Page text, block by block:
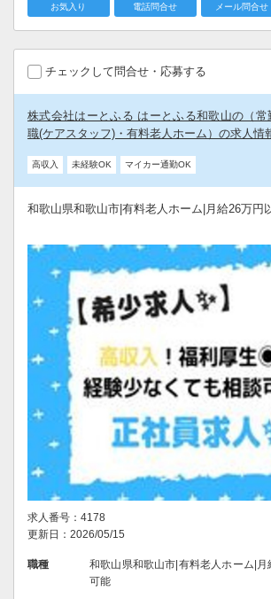
お気入り 電話問合せ メール問合せ
チェックして問合せ・応募する
株式会社はーとふる はーとふる和歌山の（
職(ケアスタッフ)・有料老人ホーム）の求人情
高収入 未経験OK マイカー通勤OK
和歌山県和歌山市|有料老人ホーム|月給26万円
求人番号：4178
更新日：2026/05/15
職種
和歌山県和歌山市|有料老人ホーム|
可能